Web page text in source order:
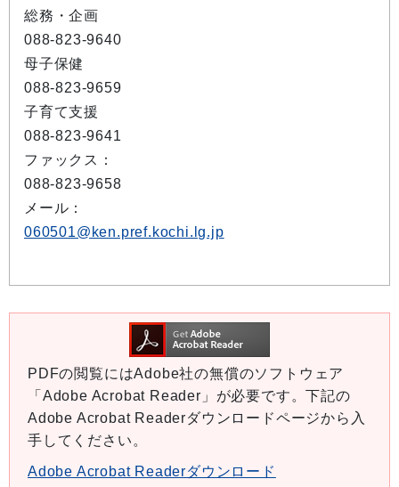
総務・企画
088-823-9640
母子保健
088-823-9659
子育て支援
088-823-9641
ファックス：
088-823-9658
メール：
060501@ken.pref.kochi.lg.jp
PDFの閲覧にはAdobe社の無償のソフトウェア
「Adobe Acrobat Reader」が必要です。下記の
Adobe Acrobat Readerダウンロードページから入
手してください。
Adobe Acrobat Readerダウンロード